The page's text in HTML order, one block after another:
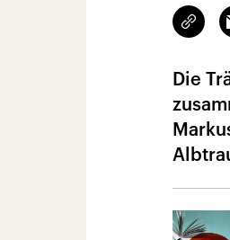
Link
Die